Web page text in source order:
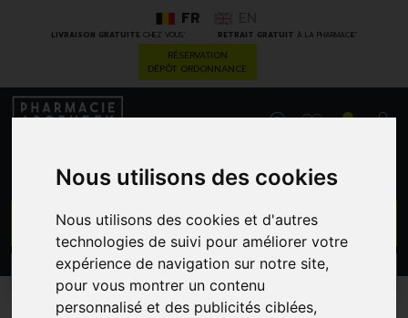
Nous utilisons des cookies
Nous utilisons des cookies et d'autres
technologies de suivi pour améliorer votre
expérience de navigation sur notre site,
pour vous montrer un contenu
personnalisé et des publicités ciblées,
LIVRAISON GRATUITECHEZ VOUS* RETRAIT GRATUIT À LA PHARMACIE *
FR
RÉSERVATION
DÉPÔT ORDONNANCE
CATÉGORIES PROMOS